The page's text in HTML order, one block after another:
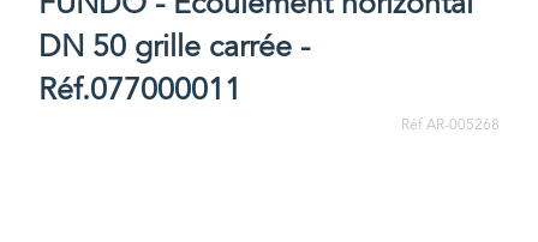
DN 50 grille carrée -
Réf.077000011
Réf AR-005268